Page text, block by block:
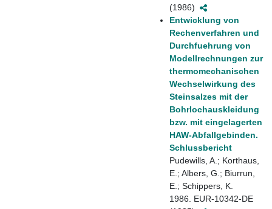
(1986)
Entwicklung von
Rechenverfahren und
Durchfuehrung von
Modellrechnungen zur
thermomechanischen
Wechselwirkung des
Steinsalzes mit der
Bohrlochauskleidung
bzw. mit eingelagerten
HAW-Abfallgebinden.
Schlussbericht
Pudewills, A.; Korthaus,
E.; Albers, G.; Biurrun,
E.; Schippers, K.
1986. EUR-10342-DE